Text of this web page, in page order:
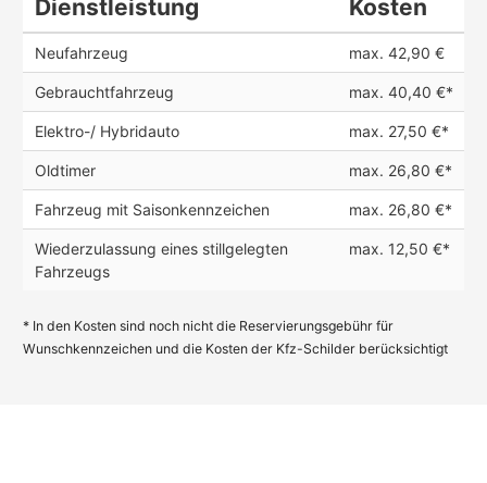
Dienstleistung Kosten
Neufahrzeug max. 42,90 €
Gebrauchtfahrzeug max. 40,40 €*
Elektro-/ Hybridauto max. 27,50 €*
Oldtimer max. 26,80 €*
Fahrzeug mit Saisonkennzeichen max. 26,80 €*
Wiederzulassung eines stillgelegten
Fahrzeugs
max. 12,50 €*
* In den Kosten sind noch nicht die Reservierungsgebühr für
Wunschkennzeichen und die Kosten der Kfz-Schilder berücksichtigt